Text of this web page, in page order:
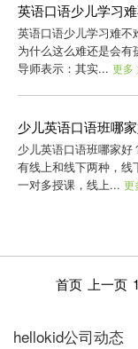
英语口语少儿学习
英语口语少儿学习难不
为什么这么难还是会
导师表示：其实... 更多
少儿英语口语班哪
少儿英语口语班哪家
有线上和线下两种，
一对多授课，线上... 更
首页 上一页
hellokid公司动态